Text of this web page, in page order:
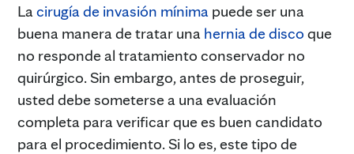
La cirugía de invasión mínima puede ser una
buena manera de tratar una hernia de disco que
no responde al tratamiento conservador no
quirúrgico. Sin embargo, antes de proseguir,
usted debe someterse a una evaluación
completa para verificar que es buen candidato
para el procedimiento. Si lo es, este tipo de